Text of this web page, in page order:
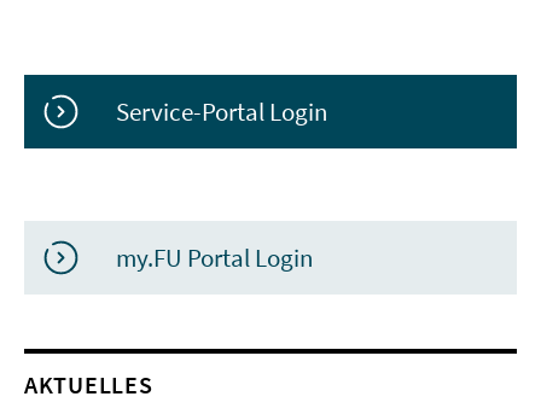
Service-Portal Login
my.FU Portal Login
AKTUELLES